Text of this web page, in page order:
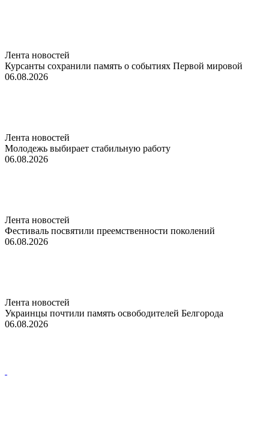
Лента новостей
Курсанты сохранили память о событиях Первой мировой
06.08.2026
Лента новостей
Молодежь выбирает стабильную работу
06.08.2026
Лента новостей
Фестиваль посвятили преемственности поколений
06.08.2026
Лента новостей
Украинцы почтили память освободителей Белгорода
06.08.2026